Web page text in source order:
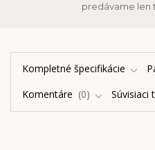
predávame len
Kompletné špecifikácie
Komentáre
0 Súvisiaci